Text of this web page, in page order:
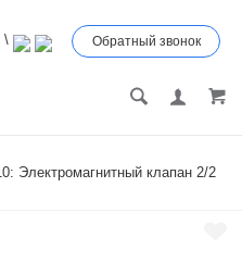
\ Обратный звонок
Электромагнитный клапан 2/2